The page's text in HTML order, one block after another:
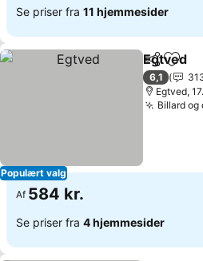
Se priser fra 11 hjemmesider
Populært valg
Del Føj
Egtved
6,1
Egtved,
Billard og
Af 584 kr.
Se priser fra 4 hjemmesider